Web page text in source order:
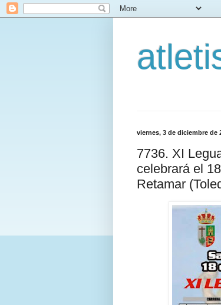
viernes, 3 de diciembre de
7736. XI
celebrará el
Retamar